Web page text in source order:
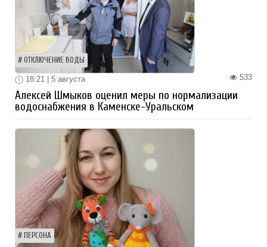
ОТКЛЮЧЕНИЕ ВОДЫ
533
18:21 | 5 августа
Алексей Шмыков оценил меры по нормализации
водоснабжения в Каменске-Уральском
ПЕРСОНА